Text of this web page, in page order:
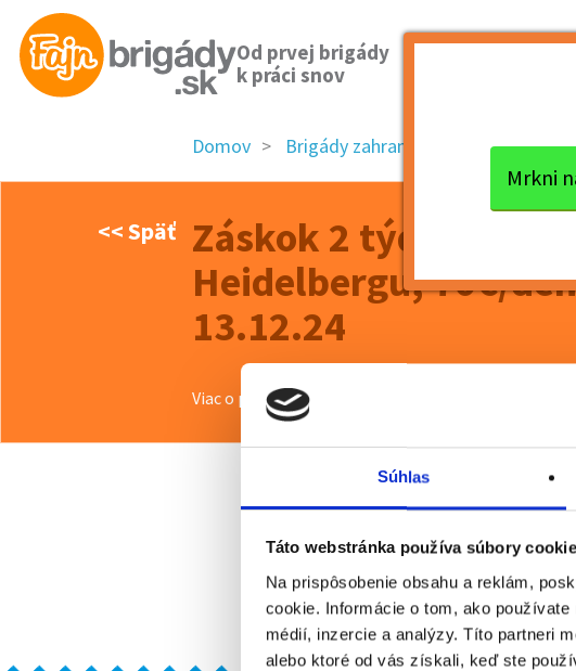
Súhlas
Táto webstránka používa súbory
Na prispôsobenie obsahu a reklám,
cookie. Informácie o tom, ako
médií, inzercie a analýzy. Títo partneri
alebo ktoré od vás získali, keď ste
Od prvej brigády
k práci snov
Mrkni
Domov Brigády zahraničie Záskok 2
<< Späť Záskok 2 týdny,
Heidelbergu, 70€/
13.12.24
Viac o ponuke >>